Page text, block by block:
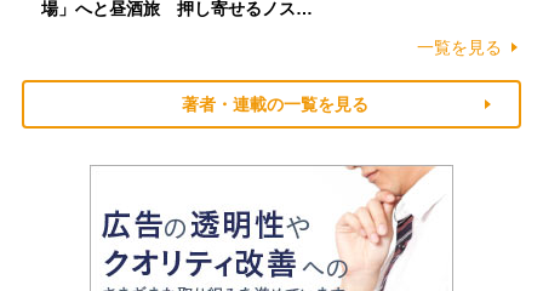
場」へと昼酒旅 押し寄せるノス…
一覧を見る
著者・連載の一覧を見る